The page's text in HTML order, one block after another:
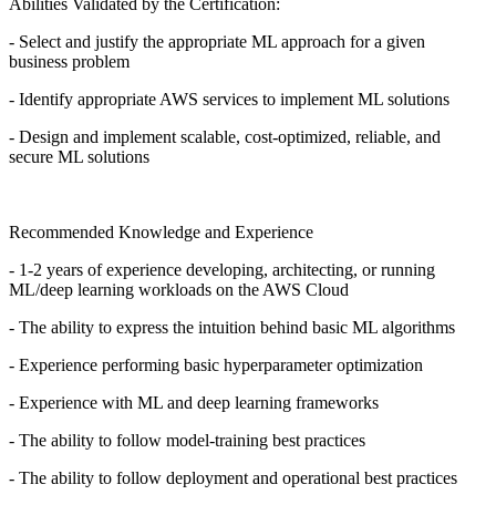
- Select and justify the appropriate ML approach for a given
business problem
- Identify appropriate AWS services to implement ML solutions
- Design and implement scalable, cost-optimized, reliable, and
secure ML solutions
Recommended Knowledge and Experience
- 1-2 years of experience developing, architecting, or running
ML/deep learning workloads on the AWS Cloud
- The ability to express the intuition behind basic ML algorithms
- Experience performing basic hyperparameter optimization
- Experience with ML and deep learning frameworks
- The ability to follow model-training best practices
- The ability to follow deployment and operational best practices